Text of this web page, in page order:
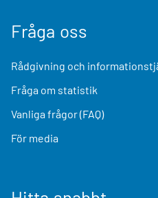
Fråga oss
Rådgivning och
Fråga om statistik
Vanliga frågor (FAQ)
För media